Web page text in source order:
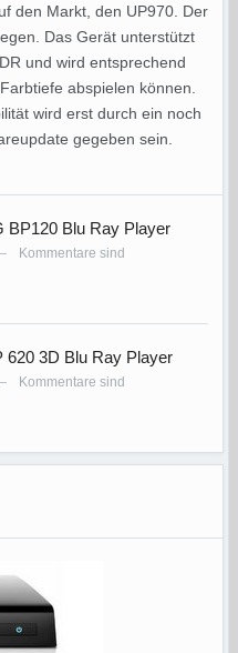
den Markt, den UP970. Der
Das Gerät unterstützt
und wird entsprechend
abspielen können.
wird erst durch ein noch
gegeben sein.
BP120 Blu Ray Player
Kommentare sind
620 3D Blu Ray Player
Kommentare sind